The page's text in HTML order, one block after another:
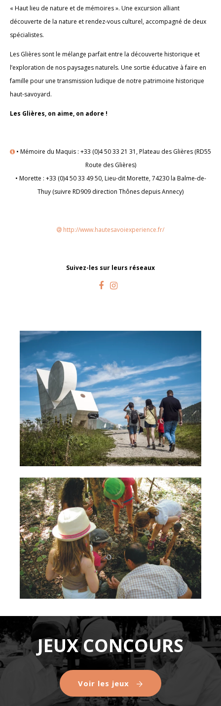
« Haut lieu de nature et de mémoires ». Une excursion alliant
découverte de la nature et rendez-vous culturel, accompagné de deux
spécialistes.
Les Glières sont le mélange parfait entre la découverte historique et
l’exploration de nos paysages naturels. Une sortie éducative à faire en
famille pour une transmission ludique de notre patrimoine historique
haut-savoyard.
Les Glières, on aime, on adore !
• Mémoire du Maquis : +33 (0)4 50 33 21 31, Plateau des Glières (RD55
Route des Glières)
• Morette : +33 (0)4 50 33 49 50, Lieu-dit Morette, 74230 la Balme-de-
Thuy (suivre RD909 direction Thônes depuis Annecy)
http://www.hautesavoiexperience.fr/
Suivez-les sur leurs réseaux
JEUX CONCOURS
Voir les jeux